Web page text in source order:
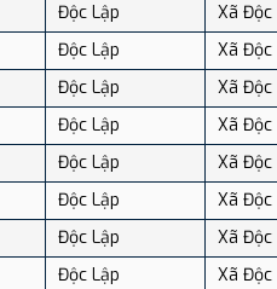
Độc Lập
Xã Độc
Độc Lập
Xã Độc
Độc Lập
Xã Độc
Độc Lập
Xã Độc
Độc Lập
Xã Độc
Độc Lập
Xã Độc
Độc Lập
Xã Độc
Độc Lập
Xã Độc